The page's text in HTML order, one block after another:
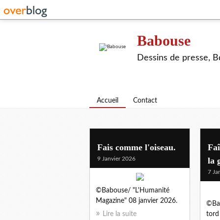
Babouse
Dessins de presse,
Accueil Contact
Fais comme l'oiseau.
9 Janvier 2026
©Babouse/ "L'Humanité
Magazine" 08 janvier 2026.
Lire la suite
la
7
tord